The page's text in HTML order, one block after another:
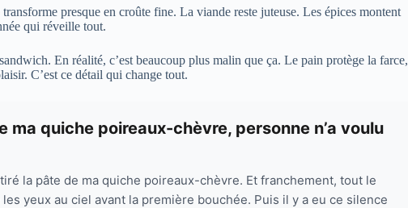
presque en croûte fine. La viande reste juteuse. Les épices montent
qui réveille tout.
En réalité, c’est beaucoup plus malin que ça. Le pain protège la farce,
C’est ce détail qui change tout.
ma quiche poireaux-chèvre, personne n’a voulu
la pâte de ma quiche poireaux-chèvre. Et franchement, tout le
les yeux au ciel avant la première bouchée. Puis il y a eu ce silence